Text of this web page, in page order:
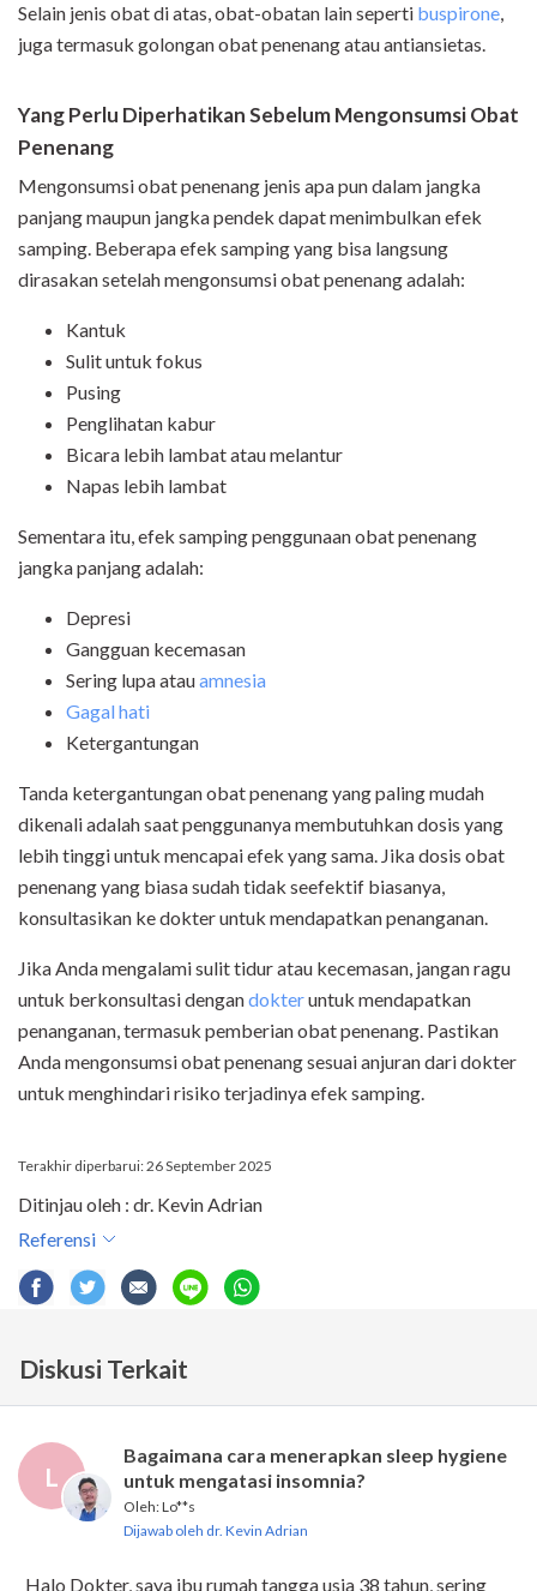
Selain jenis obat di atas, obat-obatan lain seperti buspirone,
juga termasuk golongan obat penenang atau antiansietas.
Yang Perlu Diperhatikan Sebelum Mengonsumsi Obat
Penenang
Mengonsumsi obat penenang jenis apa pun dalam jangka
panjang maupun jangka pendek dapat menimbulkan efek
samping. Beberapa efek samping yang bisa langsung
dirasakan setelah mengonsumsi obat penenang adalah:
Kantuk
Sulit untuk fokus
Pusing
Penglihatan kabur
Bicara lebih lambat atau melantur
Napas lebih lambat
Sementara itu, efek samping penggunaan obat penenang
jangka panjang adalah:
Depresi
Gangguan kecemasan
Sering lupa atauamnesia
Gagal hati
Ketergantungan
Tanda ketergantungan obat penenang yang paling mudah
dikenali adalah saat penggunanya membutuhkan dosis yang
lebih tinggi untuk mencapai efek yang sama. Jika dosis obat
penenang yang biasa sudah tidak seefektif biasanya,
konsultasikan ke dokter untuk mendapatkan penanganan.
Jika Anda mengalami sulit tidur atau kecemasan, jangan ragu
untuk berkonsultasi dengandokteruntuk mendapatkan
penanganan, termasuk pemberian obat penenang. Pastikan
Anda mengonsumsi obat penenang sesuai anjuran dari dokter
untuk menghindari risiko terjadinya efek samping.
Terakhir diperbarui: 26 September 2025